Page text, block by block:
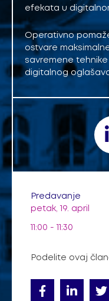
efekata u
Operativno
ostvare
savremene
digitalnog
Predavanje
petak, 19. april
11:00 - 11:30
Podelite ovaj